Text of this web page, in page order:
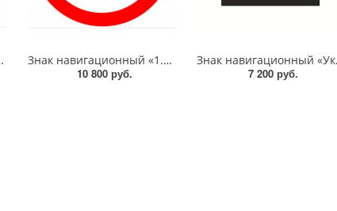
металл 0.8 мм
Знак навигационный «1.1 Якоря не бросать!» D-1500 световозвращающий, металл 0.8 мм
10 800 руб.
Знак навигационный
7 200 руб.